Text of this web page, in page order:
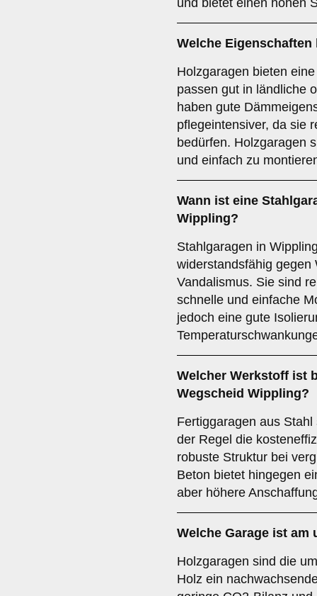
und bietet einen hohen
Welche
Holzgaragen bieten
passen gut in ländliche
haben gute
pflegeintensiver, da sie
bedürfen. Holzgaragen
und einfach zu
Wann ist eine
Wippling?
Stahlgaragen in
widerstandsfähig gegen
Vandalismus. Sie sind
schnelle und einfache
jedoch eine gute
Welcher Werkstoff ist
Wegscheid Wippling?
Fertiggaragen aus
der Regel die
robuste Struktur bei
Beton bietet hingegen
aber höhere
Welche Garage ist
Holzgaragen sind die
Holz ein